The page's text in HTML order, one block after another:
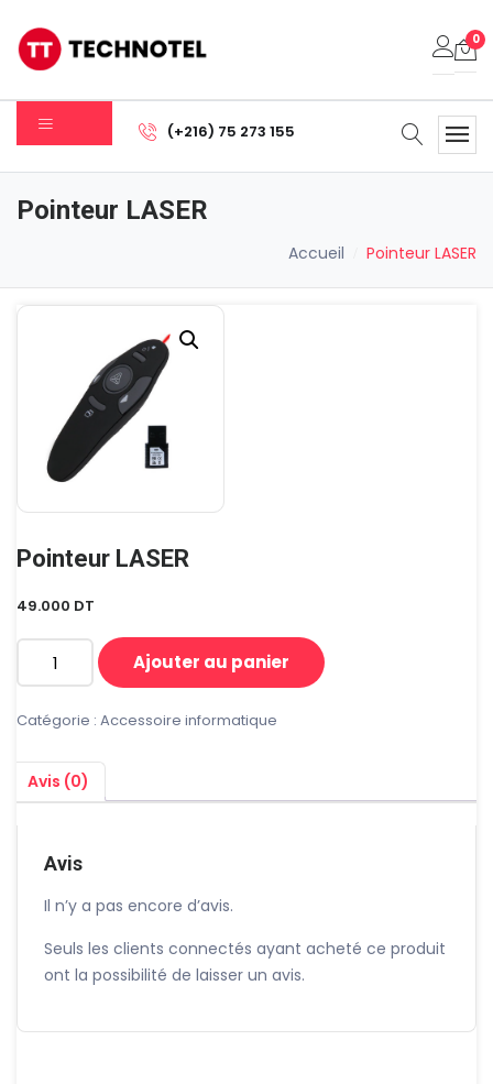
0
Votre panier est vide.
Sous-total: 0.000DT
Voir Le Panier
(+216) 75 273 155
Pointeur LASER
Accueil Pointeur LASER
Pointeur LASER
49.000 DT
quantité
Pointeur
Ajouter au panier
Catégorie : Accessoire informatique
Avis (0)
Avis
Il n’y a pas encore d’avis.
Seuls les clients connectés ayant acheté ce produit
ont la possibilité de laisser un avis.